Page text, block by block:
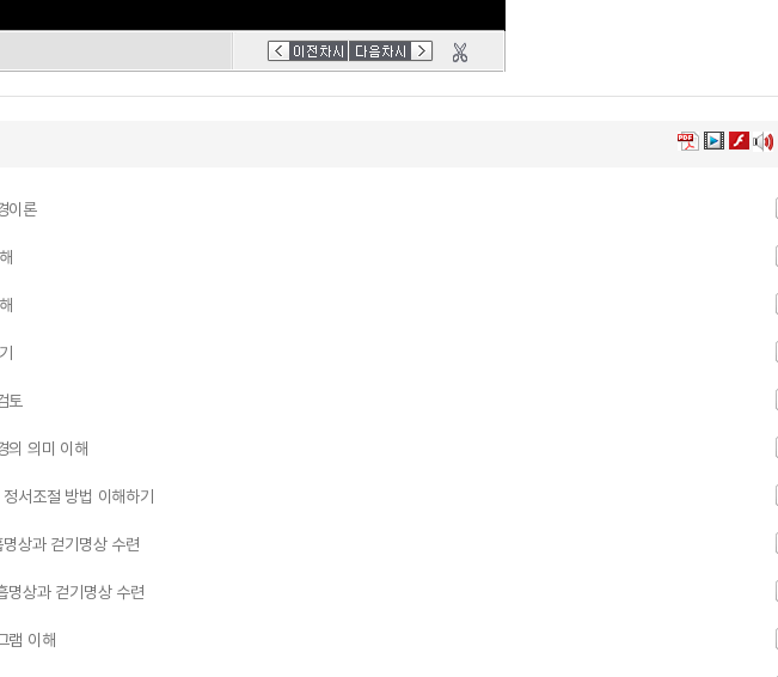
이론
토
의 의미 이해
서조절 방법 이해하기
상과 걷기명상 수련
명상과 걷기명상 수련
램 이해